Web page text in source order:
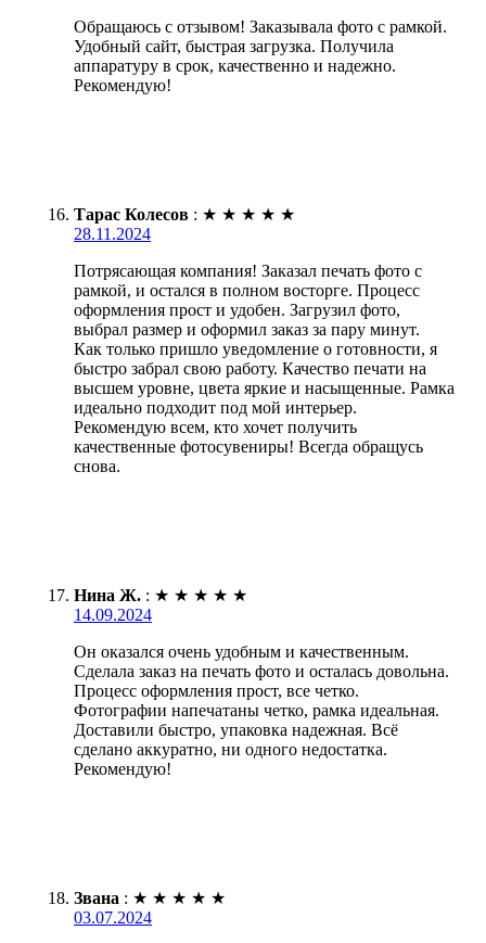
Обращаюсь с отзывом! Заказывала фото с рамкой.
Удобный сайт, быстрая загрузка. Получила
аппаратуру в срок, качественно и надежно.
Рекомендую!
Тарас Колесов : ★ ★ ★ ★ ★
28.11.2024
Потрясающая компания! Заказал печать фото с
рамкой, и остался в полном восторге. Процесс
оформления прост и удобен. Загрузил фото,
выбрал размер и оформил заказ за пару минут.
Как только пришло уведомление о готовности, я
быстро забрал свою работу. Качество печати на
высшем уровне, цвета яркие и насыщенные. Рамка
идеально подходит под мой интерьер.
Рекомендую всем, кто хочет получить
качественные фотосувениры! Всегда обращусь
снова.
Нина Ж. : ★ ★ ★ ★ ★
14.09.2024
Он оказался очень удобным и качественным.
Сделала заказ на печать фото и осталась довольна.
Процесс оформления прост, все четко.
Фотографии напечатаны четко, рамка идеальная.
Доставили быстро, упаковка надежная. Всё
сделано аккуратно, ни одного недостатка.
Рекомендую!
Звана : ★ ★ ★ ★ ★
03.07.2024